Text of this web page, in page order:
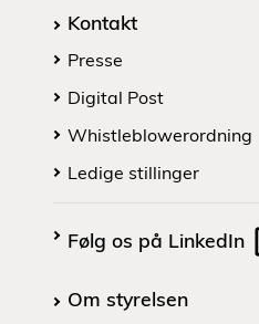
Kontakt
Presse
Digital Post
Whistleblowerordning
Ledige stillinger
Følg os på LinkedIn
Om styrelsen